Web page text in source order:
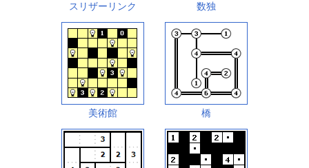
スリザーリンク 数独
美術館 橋